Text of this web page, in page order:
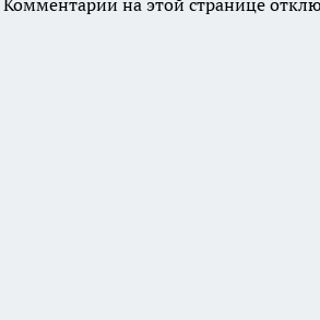
Комментарии на этой странице